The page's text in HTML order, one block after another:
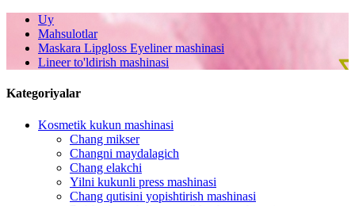
Uy
Mahsulotlar
Maskara Lipgloss Eyeliner mashinasi
Lineer to'ldirish mashinasi
Kategoriyalar
Kosmetik kukun mashinasi
Chang mikser
Changni maydalagich
Chang elakchi
Yilni kukunli press mashinasi
Chang qutisini yopishtirish mashinasi